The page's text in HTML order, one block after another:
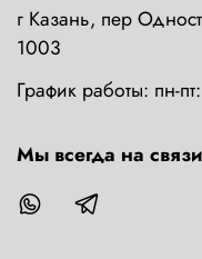
г Казань, пер
1003
График работы: пн-
Мы всегда на связи